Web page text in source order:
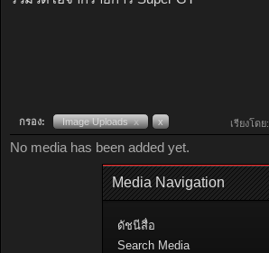
กรอง: Image Uploads x x เรียงโดย:
No media has been added yet.
Media Navigation
ดัชนีสื่อ
Search Media